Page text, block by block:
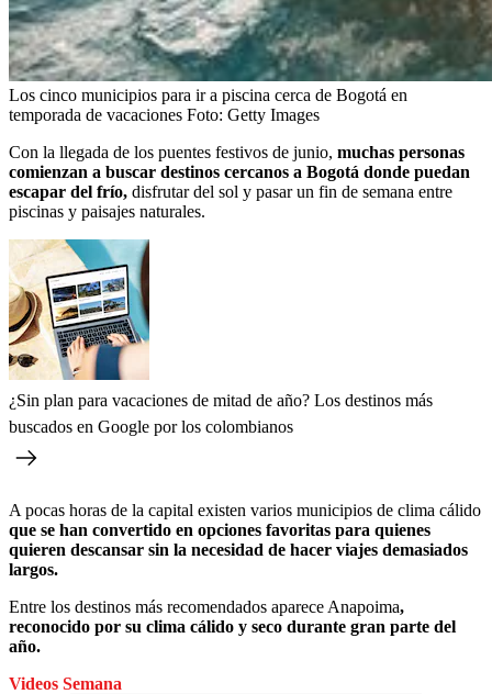
Los cinco municipios para ir a piscina cerca de Bogotá en
temporada de vacaciones Foto: Getty Images
Con la llegada de los puentes festivos de junio, muchas personas
comienzan a buscar destinos cercanos a Bogotá donde puedan
escapar del frío, disfrutar del sol y pasar un fin de semana entre
piscinas y paisajes naturales.
¿Sin plan para vacaciones de mitad de año? Los destinos más
buscados en Google por los colombianos
A pocas horas de la capital existen varios municipios de clima cálido
que se han convertido en opciones favoritas para quienes
quieren descansar sin la necesidad de hacer viajes demasiados
largos.
Entre los destinos más recomendados aparece Anapoima,
reconocido por su clima cálido y seco durante gran parte del
año.
Videos Semana